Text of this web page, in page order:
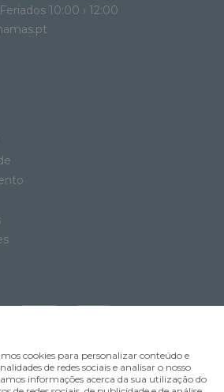
10:00 › 12:00
cookies para personalizar conteúdo e
de redes sociais e analisar o nosso
informações acerca da sua utilização do